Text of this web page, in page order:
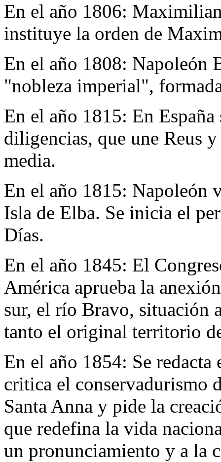
En el año 1806:
instituye la orden de
En el año 1808: Napoleón
"nobleza imperial",
En el año 1815: En España
diligencias, que une Reus
media.
En el año 1815: Napoleón
Isla de Elba. Se inicia el
Días.
En el año 1845: El
América aprueba la
sur, el río Bravo, situación
tanto el original territorio
En el año 1854: Se
critica el conservadurismo
Santa Anna y pide la
que redefina la vida
un pronunciamiento y a la